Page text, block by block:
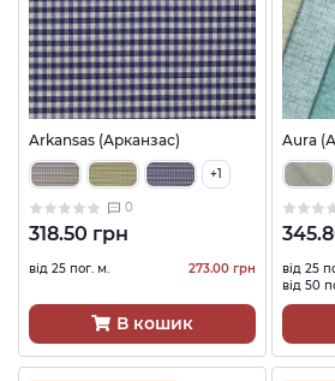
Arkansas (Арканзас)
+1
0
318.50 грн
від 25 пог. м. 273.00 грн
В кошик
Aura
від 25
від 50